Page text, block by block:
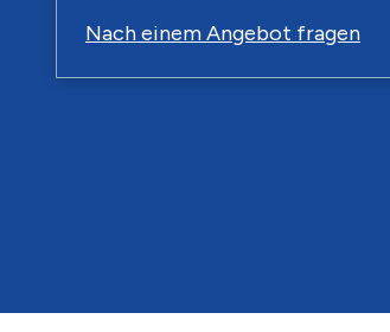
Nach einem Angebot fragen